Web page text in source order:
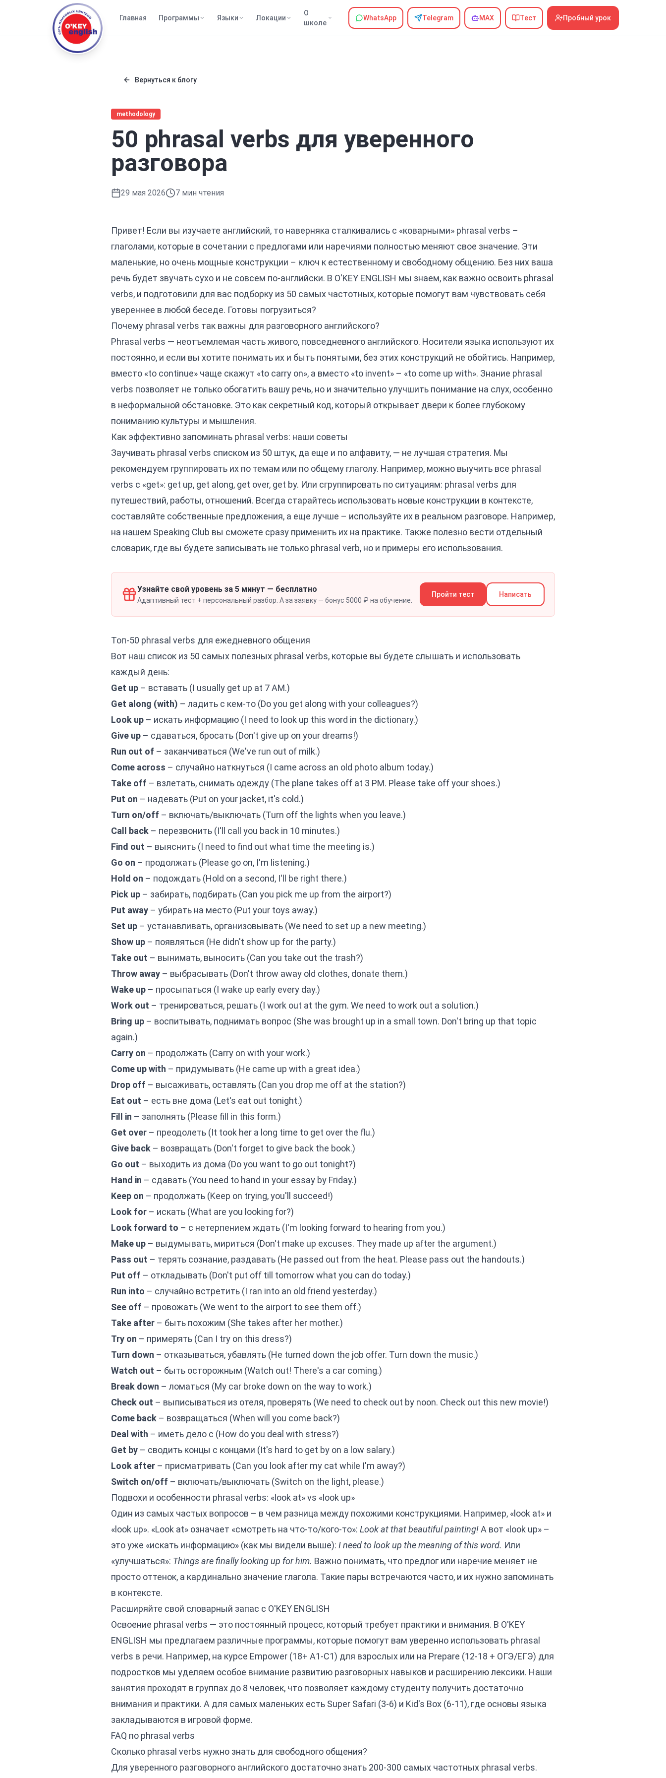
Главная Программы Языки Локации
О
школе
WhatsApp Telegram MAX Тест Пробный урок
Вернуться к блогу
methodology
50 phrasal verbs для уверенного
разговора
29 мая 2026 7 мин чтения
Привет! Если вы изучаете английский, то наверняка сталкивались с «коварными» phrasal verbs –
глаголами, которые в сочетании с предлогами или наречиями полностью меняют свое значение. Эти
маленькие, но очень мощные конструкции – ключ к естественному и свободному общению. Без них ваша
речь будет звучать сухо и не совсем по-английски. В O'KEY ENGLISH мы знаем, как важно освоить phrasal
verbs, и подготовили для вас подборку из 50 самых частотных, которые помогут вам чувствовать себя
увереннее в любой беседе. Готовы погрузиться?
Почему phrasal verbs так важны для разговорного английского?
Phrasal verbs — неотъемлемая часть живого, повседневного английского. Носители языка используют их
постоянно, и если вы хотите понимать их и быть понятыми, без этих конструкций не обойтись. Например,
вместо «to continue» чаще скажут «to carry on», а вместо «to invent» – «to come up with». Знание phrasal
verbs позволяет не только обогатить вашу речь, но и значительно улучшить понимание на слух, особенно
в неформальной обстановке. Это как секретный код, который открывает двери к более глубокому
пониманию культуры и мышления.
Как эффективно запоминать phrasal verbs: наши советы
Заучивать phrasal verbs списком из 50 штук, да еще и по алфавиту, — не лучшая стратегия. Мы
рекомендуем группировать их по темам или по общему глаголу. Например, можно выучить все phrasal
verbs с «get»: get up, get along, get over, get by. Или сгруппировать по ситуациям: phrasal verbs для
путешествий, работы, отношений. Всегда старайтесь использовать новые конструкции в контексте,
составляйте собственные предложения, а еще лучше – используйте их в реальном разговоре. Например,
на нашем Speaking Club вы сможете сразу применить их на практике. Также полезно вести отдельный
словарик, где вы будете записывать не только phrasal verb, но и примеры его использования.
Узнайте свой уровень за 5 минут — бесплатно
Адаптивный тест + персональный разбор. А за заявку — бонус 5000 ₽ на обучение.
Пройти тест Написать
Топ-50 phrasal verbs для ежедневного общения
Вот наш список из 50 самых полезных phrasal verbs, которые вы будете слышать и использовать
каждый день:
Get up – вставать (I usually get up at 7 AM.)
Get along (with) – ладить с кем-то (Do you get along with your colleagues?)
Look up – искать информацию (I need to look up this word in the dictionary.)
Give up – сдаваться, бросать (Don't give up on your dreams!)
Run out of – заканчиваться (We've run out of milk.)
Come across – случайно наткнуться (I came across an old photo album today.)
Take off – взлетать, снимать одежду (The plane takes off at 3 PM. Please take off your shoes.)
Put on – надевать (Put on your jacket, it's cold.)
Turn on/off – включать/выключать (Turn off the lights when you leave.)
Call back – перезвонить (I'll call you back in 10 minutes.)
Find out – выяснить (I need to find out what time the meeting is.)
Go on – продолжать (Please go on, I'm listening.)
Hold on – подождать (Hold on a second, I'll be right there.)
Pick up – забирать, подбирать (Can you pick me up from the airport?)
Put away – убирать на место (Put your toys away.)
Set up – устанавливать, организовывать (We need to set up a new meeting.)
Show up – появляться (He didn't show up for the party.)
Take out – вынимать, выносить (Can you take out the trash?)
Throw away – выбрасывать (Don't throw away old clothes, donate them.)
Wake up – просыпаться (I wake up early every day.)
Work out – тренироваться, решать (I work out at the gym. We need to work out a solution.)
Bring up – воспитывать, поднимать вопрос (She was brought up in a small town. Don't bring up that topic
again.)
Carry on – продолжать (Carry on with your work.)
Come up with – придумывать (He came up with a great idea.)
Drop off – высаживать, оставлять (Can you drop me off at the station?)
Eat out – есть вне дома (Let's eat out tonight.)
Fill in – заполнять (Please fill in this form.)
Get over – преодолеть (It took her a long time to get over the flu.)
Give back – возвращать (Don't forget to give back the book.)
Go out – выходить из дома (Do you want to go out tonight?)
Hand in – сдавать (You need to hand in your essay by Friday.)
Keep on – продолжать (Keep on trying, you'll succeed!)
Look for – искать (What are you looking for?)
Look forward to – с нетерпением ждать (I'm looking forward to hearing from you.)
Make up – выдумывать, мириться (Don't make up excuses. They made up after the argument.)
Pass out – терять сознание, раздавать (He passed out from the heat. Please pass out the handouts.)
Put off – откладывать (Don't put off till tomorrow what you can do today.)
Run into – случайно встретить (I ran into an old friend yesterday.)
See off – провожать (We went to the airport to see them off.)
Take after – быть похожим (She takes after her mother.)
Try on – примерять (Can I try on this dress?)
Turn down – отказываться, убавлять (He turned down the job offer. Turn down the music.)
Watch out – быть осторожным (Watch out! There's a car coming.)
Break down – ломаться (My car broke down on the way to work.)
Check out – выписываться из отеля, проверять (We need to check out by noon. Check out this new movie!)
Come back – возвращаться (When will you come back?)
Deal with – иметь дело с (How do you deal with stress?)
Get by – сводить концы с концами (It's hard to get by on a low salary.)
Look after – присматривать (Can you look after my cat while I'm away?)
Switch on/off – включать/выключать (Switch on the light, please.)
Подвохи и особенности phrasal verbs: «look at» vs «look up»
Один из самых частых вопросов – в чем разница между похожими конструкциями. Например, «look at» и
«look up». «Look at» означает «смотреть на что-то/кого-то»: Look at that beautiful painting!А вот «look up» –
это уже «искать информацию» (как мы видели выше): I need to look up the meaning of this word. Или
«улучшаться»: Things are finally looking up for him. Важно понимать, что предлог или наречие меняет не
просто оттенок, а кардинально значение глагола. Такие пары встречаются часто, и их нужно запоминать
в контексте.
Расширяйте свой словарный запас с O'KEY ENGLISH
Освоение phrasal verbs — это постоянный процесс, который требует практики и внимания. В O'KEY
ENGLISH мы предлагаем различные программы, которые помогут вам уверенно использовать phrasal
verbs в речи. Например, на курсе Empower (18+ A1-C1) для взрослых или на Prepare (12-18 + ОГЭ/ЕГЭ) для
подростков мы уделяем особое внимание развитию разговорных навыков и расширению лексики. Наши
занятия проходят в группах до 8 человек, что позволяет каждому студенту получить достаточно
внимания и практики. А для самых маленьких есть Super Safari (3-6) и Kid's Box (6-11), где основы языка
закладываются в игровой форме.
FAQ по phrasal verbs
Сколько phrasal verbs нужно знать для свободного общения?
Для уверенного разговорного английского достаточно знать 200-300 самых частотных phrasal verbs.